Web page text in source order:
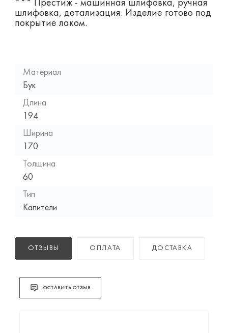
*** Престиж - машинная шлифовка, ручная
шлифовка, детализация. Изделие готово под
покрытие лаком.
Материал
Бук
Длина
194
Ширина
170
Толщина
60
Тип
Капители
ОТЗЫВЫ ОПЛАТА ДОСТАВКА
ОСТАВИТЬ ОТЗЫВ